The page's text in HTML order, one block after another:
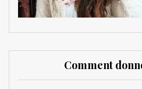
Comment